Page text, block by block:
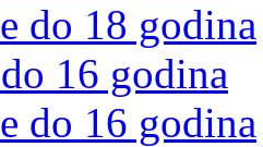
do 18 godina
16 godina
do 16 godina